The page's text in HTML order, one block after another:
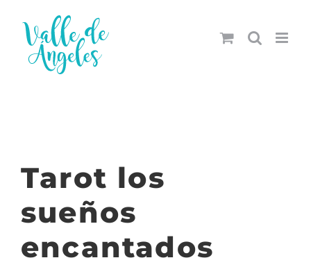
contenido
Tarot los
sueños
encantados